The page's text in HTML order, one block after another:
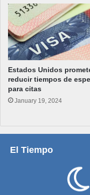
Estados Unidos
reducir tiempos de
para citas
January 19, 2024
El Tiempo